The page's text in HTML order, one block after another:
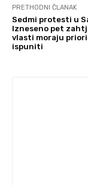
PRETHODNI ČLANAK
Sedmi protesti u
Izneseno pet
vlasti moraju
ispuniti